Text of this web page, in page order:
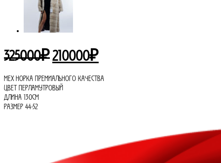
325000₽Первоначальная
цена
составляла
210000₽Текущая
цена:
МЕХ НОРКА ПРЕМИАЛЬНОГО КАЧЕСТВА
ЦВЕТ ПЕРЛАМУТРОВЫЙ
ДЛИНА 130СМ
РАЗМЕР 44-52